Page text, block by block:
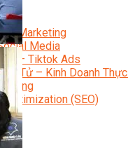
Marketing
Media
– Tiktok Ads
Tử – Kinh Doanh
Optimization (SEO)